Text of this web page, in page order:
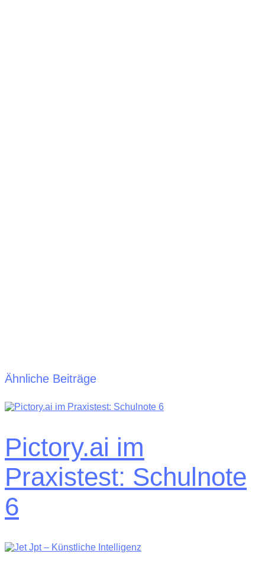
Ähnliche Beiträge
Pictory.ai im
Praxistest: Schulnote
6